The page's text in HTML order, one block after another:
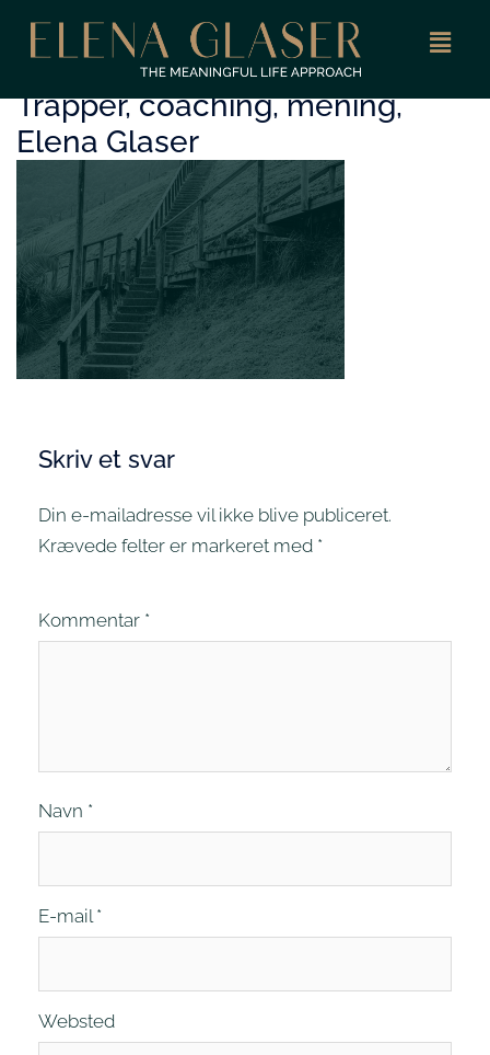
Trapper, coaching, mening,
Elena Glaser
Skriv et svar
Din e-mailadresse vil ikke blive publiceret.
Krævede felter er markeret med *
Kommentar *
Navn *
E-mail *
Websted